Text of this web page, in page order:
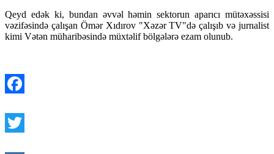
Qeyd edək ki, bundan əvvəl həmin sektorun aparıcı mütəxəssisi
vəzifəsində çalışan Ömər Xıdırov "Xəzər TV"də çalışıb və jurnalist
kimi Vətən müharibəsində müxtəlif bölgələrə ezam olunub.